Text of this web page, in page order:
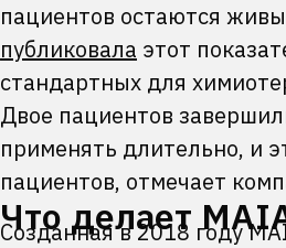
пациентов остаются
публиковала этот
стандартных для
Двое пациентов
применять длительно, и
пациентов, отмечает
Что делает
Созданная в 2018 году